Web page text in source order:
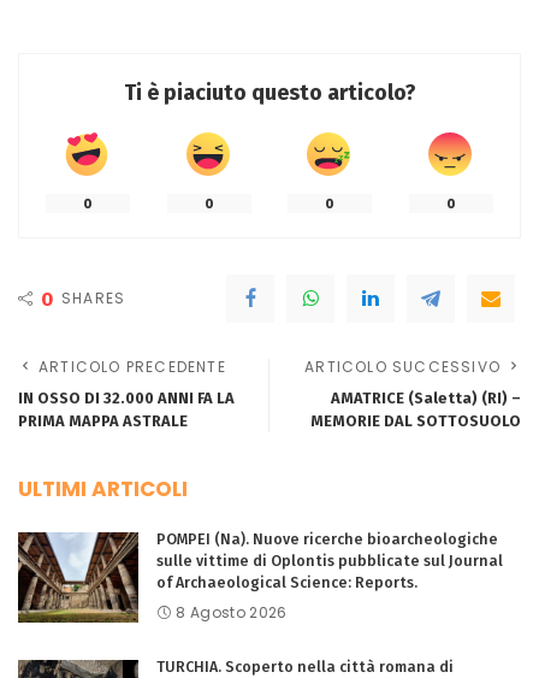
Ti è piaciuto questo articolo?
0 0 0 0
0 SHARES
ARTICOLO PRECEDENTE
IN OSSO DI 32.000 ANNI FA LA
PRIMA MAPPA ASTRALE
ARTICOLO SUCCESSIVO
AMATRICE (Saletta) (RI) –
MEMORIE DAL SOTTOSUOLO
ULTIMI ARTICOLI
POMPEI (Na). Nuove ricerche bioarcheologiche
sulle vittime di Oplontis pubblicate sul Journal
of Archaeological Science: Reports.
8 Agosto 2026
TURCHIA. Scoperto nella città romana di